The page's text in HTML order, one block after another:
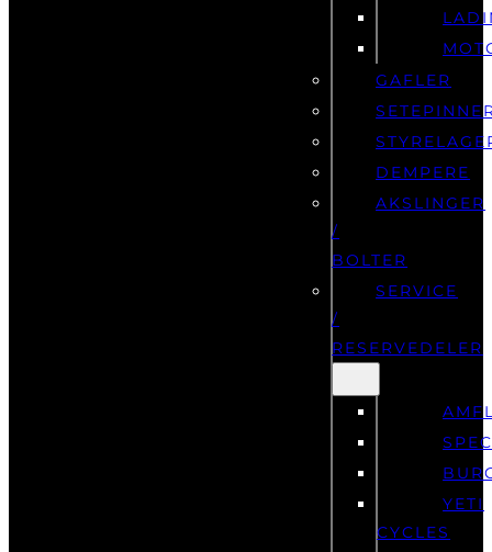
GAFLER
DEMPERE
AKSLINGER
/
BOLTER
SERVICE
/
RESERVEDELER
YETI
CYCLES